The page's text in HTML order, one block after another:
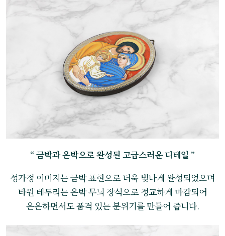
“ 금박과 은박으로 완성된 고급스러운 디테일 ”
성가정 이미지는 금박 표현으로 더욱 빛나게 완성되었으며
타원 테두리는 은박 무늬 장식으로 정교하게 마감되어
은은하면서도 품격 있는 분위기를 만들어 줍니다.